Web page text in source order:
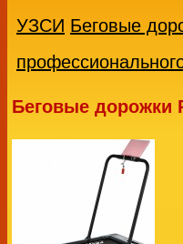
УЗСИ Беговые
Беговые дорожки